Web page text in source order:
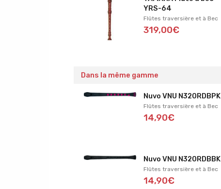
YRS-64
Flûtes traversière et à Bec
319,00€
Dans la même gamme
Nuvo VNU N320RDBPK
Flûtes traversière et à Bec
14,90€
Nuvo VNU N320RDBBK
Flûtes traversière et à Bec
14,90€